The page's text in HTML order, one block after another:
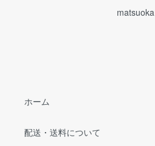
matsuoka
ホーム
配送・送料について